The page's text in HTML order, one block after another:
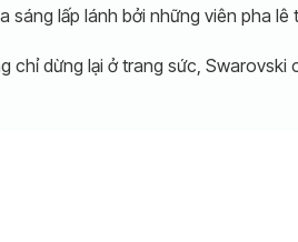
sáng lấp lánh bởi những viên pha lê
dừng lại ở trang sức,